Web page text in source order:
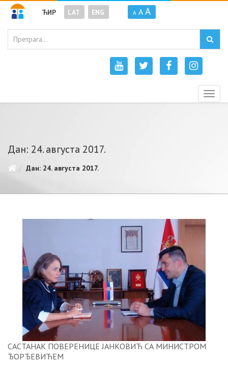
ЋИР LAT ENG A A A
Дан: 24. августа 2017.
Дан: 24. августа 2017.
САСТАНАК ПОВЕРЕНИЦЕ ЈАНКОВИЋ СА МИНИСТРОМ
ЂОРЂЕВИЋЕМ